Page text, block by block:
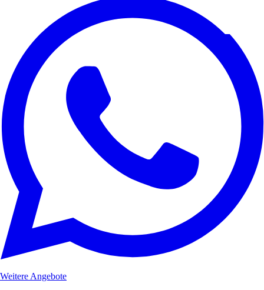
Weitere Angebote